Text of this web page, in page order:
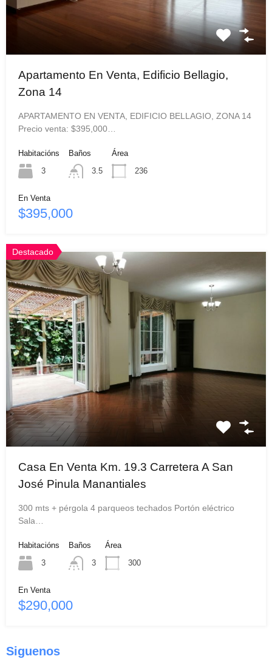
Apartamento En Venta, Edificio Bellagio,
Zona 14
APARTAMENTO EN VENTA, EDIFICIO BELLAGIO, ZONA 14
Precio venta: $395,000…
Habitacións
3
Baños
3.5
Área
236
En Venta
$395,000
Destacado
Casa En Venta Km. 19.3 Carretera A San
José Pinula Manantiales
300 mts + pérgola 4 parqueos techados Portón eléctrico
Sala…
Habitacións
3
Baños
3
Área
300
En Venta
$290,000
Siguenos